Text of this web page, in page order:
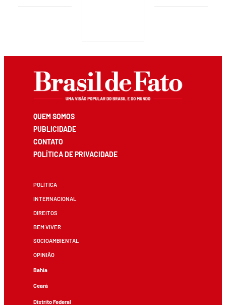
QUEM SOMOS
PUBLICIDADE
CONTATO
POLÍTICA DE PRIVACIDADE
POLÍTICA
INTERNACIONAL
DIREITOS
BEM VIVER
SOCIOAMBIENTAL
OPINIÃO
Bahia
Ceará
Distrito Federal